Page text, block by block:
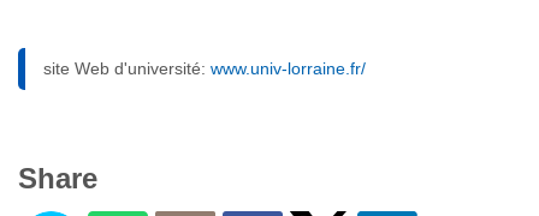
site Web d'université: www.univ-lorraine.fr/
Share